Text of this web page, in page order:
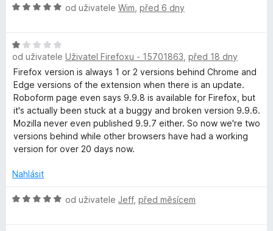
o
b
o
F
o
r
m
n
5
z
5
o
n
í
:
4
z
5
H
n
o
c
e
n
:
5
z
od uživatele Wim před 6 dny
H
o
d
n
o
c
e
n
1
5
od uživatele Uživatel Firefoxu - 15701863 před 18 dny
Firefox version is always 1 or 2 versions behind Chrome and
Edge versions of the extension when there is an update.
Roboform page even says 9.9.8 is available for Firefox, but
it's actually been stuck at a buggy and broken version 9.9.6.
Mozilla never even published 9.9.7 either. So now we're two
versions behind while other browsers have had a working
version for over 20 days now.
Nahlásit
H
od uživatele Jeff, před měsícem